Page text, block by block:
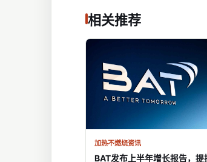
相关推荐
加热不燃烧资讯
BAT发布上半年增长报告，提